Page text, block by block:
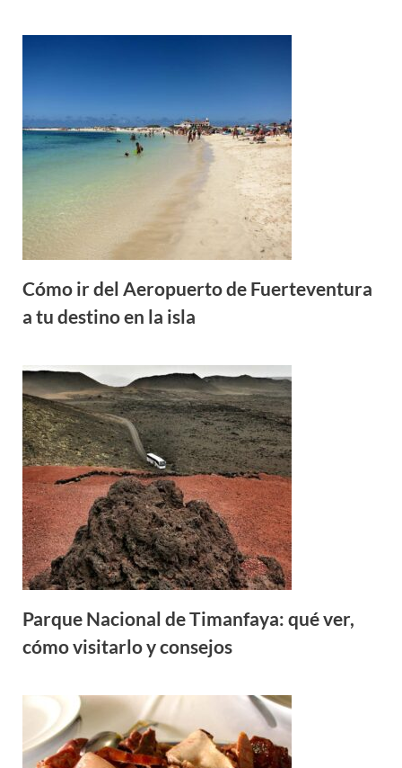
Cómo ir del Aeropuerto de Fuerteventura
a tu destino en la isla
Parque Nacional de Timanfaya: qué ver,
cómo visitarlo y consejos